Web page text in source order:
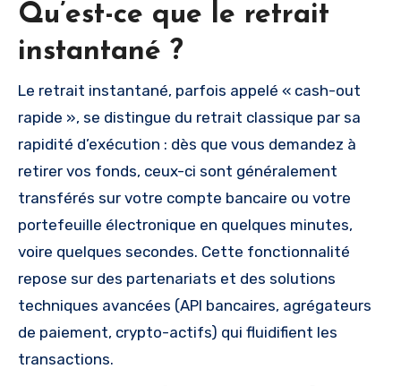
Qu’est-ce que le retrait
instantané ?
Le retrait instantané, parfois appelé « cash-out
rapide », se distingue du retrait classique par sa
rapidité d’exécution : dès que vous demandez à
retirer vos fonds, ceux-ci sont généralement
transférés sur votre compte bancaire ou votre
portefeuille électronique en quelques minutes,
voire quelques secondes. Cette fonctionnalité
repose sur des partenariats et des solutions
techniques avancées (API bancaires, agrégateurs
de paiement, crypto-actifs) qui fluidifient les
transactions.